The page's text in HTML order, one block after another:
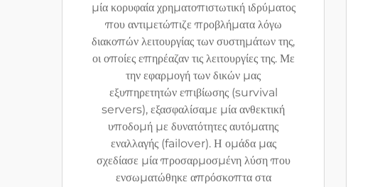
μία κορυφαία χρηματοπιστωτική ιδρύματος
που αντιμετώπιζε προβλήματα λόγω
διακοπών λειτουργίας των συστημάτων της,
οι οποίες επηρέαζαν τις λειτουργίες της. Με
την εφαρμογή των δικών μας
εξυπηρετητών επιβίωσης (survival
servers), εξασφαλίσαμε μία ανθεκτική
υποδομή με δυνατότητες αυτόματης
εναλλαγής (failover). Η ομάδα μας
σχεδίασε μία προσαρμοσμένη λύση που
ενσωματώθηκε απρόσκοπτα στα